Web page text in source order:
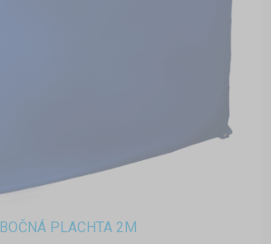
BOČNÁ PLACHTA 2M